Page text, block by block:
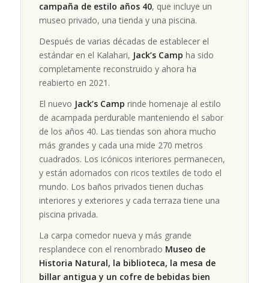
campaña de estilo años 40, que incluye un
museo privado, una tienda y una piscina.
Después de varias décadas de establecer el
estándar en el Kalahari, Jack’s Camp ha sido
completamente reconstruido y ahora ha
reabierto en 2021.
El nuevo Jack’s Camp rinde homenaje al estilo
de acampada perdurable manteniendo el sabor
de los años 40. Las tiendas son ahora mucho
más grandes y cada una mide 270 metros
cuadrados. Los icónicos interiores permanecen,
y están adornados con ricos textiles de todo el
mundo. Los baños privados tienen duchas
interiores y exteriores y cada terraza tiene una
piscina privada.
La carpa comedor nueva y más grande
resplandece con el renombrado Museo de
Historia Natural, la biblioteca, la mesa de
billar antigua y un cofre de bebidas bien